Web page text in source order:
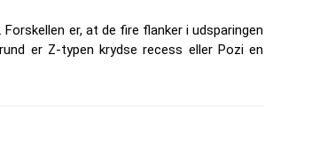
er, at de fire flanker i udsparingen
er Z-typen krydse recess eller Pozi en